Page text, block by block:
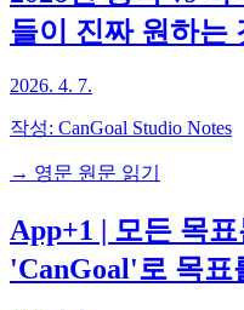
들이 진짜 원하는
2026. 4. 7.
작성: CanGoal Studio Notes
→ 영문 원문 읽기
App+1 | 모든 목
'CanGoal'로 목표